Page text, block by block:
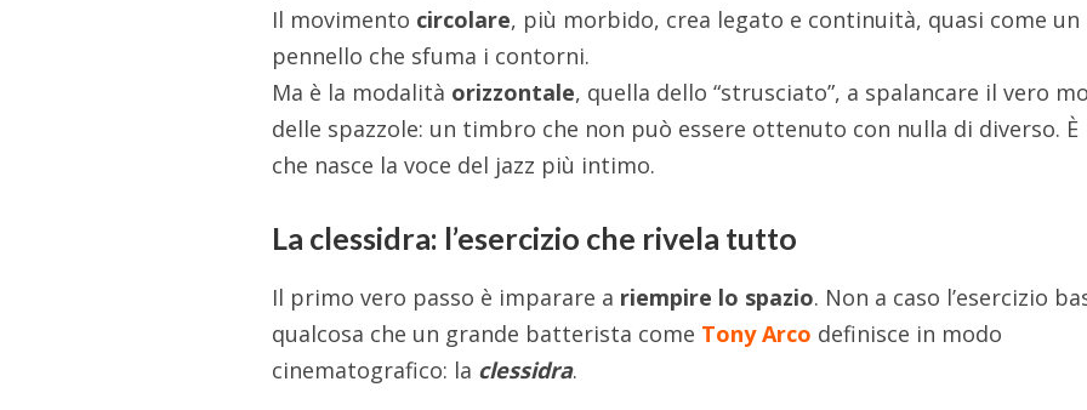
Il movimento circolare, più morbido, crea legato e continuità, quasi come un
pennello che sfuma i contorni.
Ma è la modalità orizzontale, quella dello “strusciato”, a spalancare il vero
delle spazzole: un timbro che non può essere ottenuto con nulla di diverso. È
che nasce la voce del jazz più intimo.
La clessidra: l’esercizio che rivela tutto
Il primo vero passo è imparare a riempire lo spazio. Non a caso l’esercizio
qualcosa che un grande batterista come Tony Arco definisce in modo
cinematografico: la clessidra.